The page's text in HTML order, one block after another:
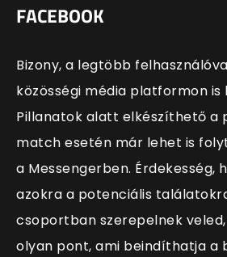
FACEBOOK
Bizony, a legtöbb
közösségi média platformon
Pillanatok alatt elkészíthető a
match esetén már lehet is
a Messengerben. Érdekesség,
azokra a potenciális
csoportban szerepelnek
olyan pont, ami beindíthatja a